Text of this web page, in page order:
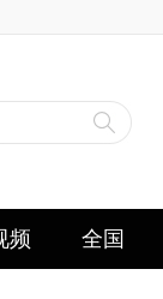
频 全国